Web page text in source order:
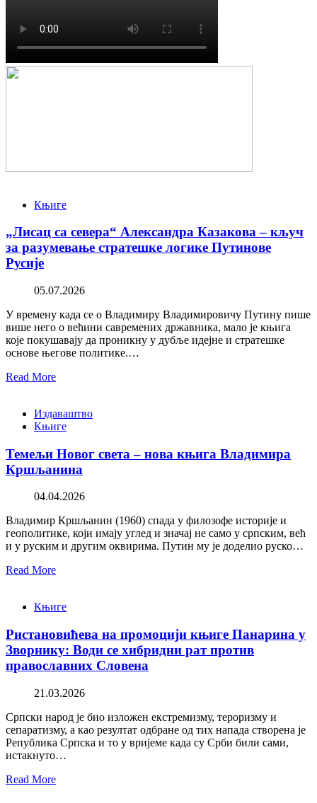
Књиге
„Лисац са севера“ Александра Казакова – кључ
за разумевање стратешке логике Путинове
Русије
05.07.2026
У времену када се о Владимиру Владимировичу Путину пише
више него о већини савремених државника, мало је књига
које покушавају да проникну у дубље идејне и стратешке
основе његове политике.…
Read More
Издаваштво
Књиге
Темељи Новог света – нова књига Владимира
Кршљанина
04.04.2026
Владимир Кршљанин (1960) спада у филозофе историје и
геополитике, који имају углед и значај не само у српским, већ
и у руским и другим оквирима. Путин му је доделио руско…
Read More
Књиге
Ристановићева на промоцији књиге Панарина у
Зворнику: Води се хибридни рат против
православних Словена
21.03.2026
Српски народ је био изложен екстремизму, тероризму и
сепаратизму, а као резултат одбране од тих напада створена је
Република Српска и то у вријеме када су Срби били сами,
истакнуто…
Read More